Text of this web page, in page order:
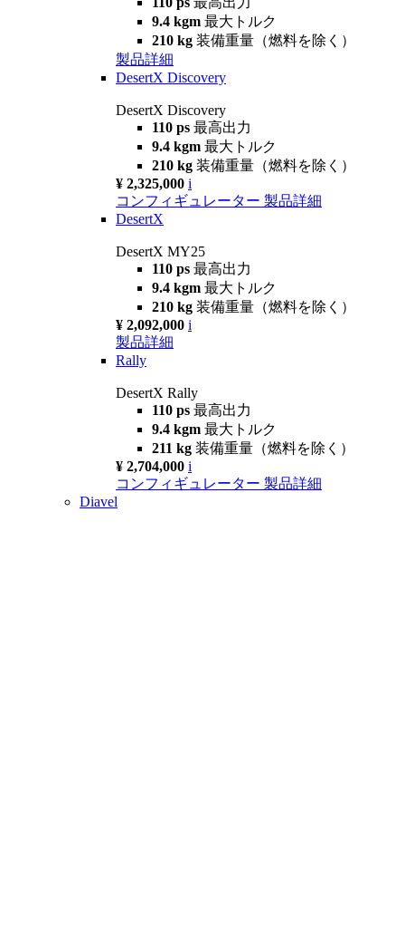
9.4 kgm 最大トルク
210 kg 装備重量（燃料を除く）
製品詳細
DesertX Discovery
DesertX Discovery
110 ps 最高出力
9.4 kgm 最大トルク
210 kg 装備重量（燃料を除く）
¥ 2,325,000 i
コンフィギュレーター 製品詳細
DesertX
DesertX MY25
110 ps 最高出力
9.4 kgm 最大トルク
210 kg 装備重量（燃料を除く）
¥ 2,092,000 i
製品詳細
Rally
DesertX Rally
110 ps 最高出力
9.4 kgm 最大トルク
211 kg 装備重量（燃料を除く）
¥ 2,704,000 i
コンフィギュレーター 製品詳細
Diavel